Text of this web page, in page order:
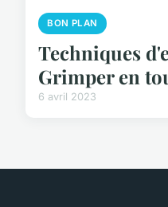
BON PLAN
Techniques
Grimper en
6 avril 2023